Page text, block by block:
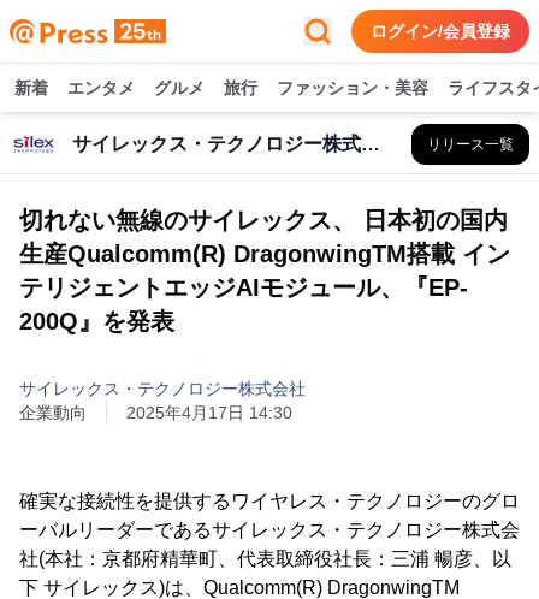
ログイン/会員登録
新着 エンタメ グルメ 旅行 ファッション・美容 ライフスタ
サイレックス・テクノロジー株式会社 リリース一覧
切れない無線のサイレックス、 日本初の国内
生産Qualcomm(R) DragonwingTM搭載 イン
テリジェントエッジAIモジュール、『EP-
200Q』を発表
サイレックス・テクノロジー株式会社
企業動向
2025年4月17日 14:30
確実な接続性を提供するワイヤレス・テクノロジーのグロ
ーバルリーダーであるサイレックス・テクノロジー株式会
社(本社：京都府精華町、代表取締役社長：三浦 暢彦、以
下 サイレックス)は、Qualcomm(R) DragonwingTM